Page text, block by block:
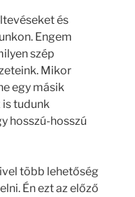
és
Engem
szép
Mikor
egy másik
is tudunk
hosszú-hosszú
több lehetőség
Én ezt az előző